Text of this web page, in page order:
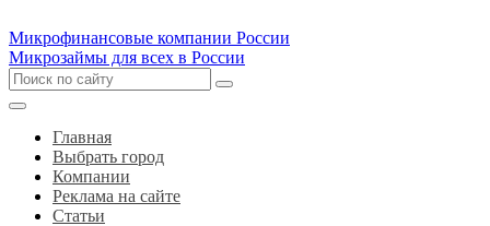
Микрофинансовые компании России
Микрозаймы для всех в России
Главная
Выбрать город
Компании
Реклама на сайте
Статьи